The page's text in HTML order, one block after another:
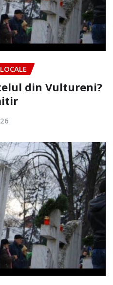
din Vultureni?